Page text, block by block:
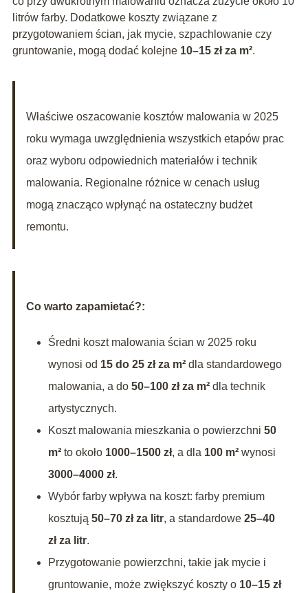
litrów farby. Dodatkowe koszty związane z
przygotowaniem ścian, jak mycie, szpachlowanie czy
gruntowanie, mogą dodać kolejne 10–15 zł za m².
Właściwe oszacowanie kosztów malowania w 2025
roku wymaga uwzględnienia wszystkich etapów prac
oraz wyboru odpowiednich materiałów i technik
malowania. Regionalne różnice w cenach usług
mogą znacząco wpłynąć na ostateczny budżet
remontu.
Co warto zapamietać?:
Średni koszt malowania ścian w 2025 roku
wynosi od 15 do 25 zł za m²dla standardowego
malowania, a do 50–100 zł za m²dla technik
artystycznych.
Koszt malowania mieszkania o powierzchni 50
m²to około 1000–1500 zł, a dla 100 m²wynosi
3000–4000 zł.
Wybór farby wpływa na koszt: farby premium
kosztują 50–70 zł za litr, a standardowe 25–40
zł za litr.
Przygotowanie powierzchni, takie jak mycie i
gruntowanie, może zwiększyć koszty o 10–15 zł